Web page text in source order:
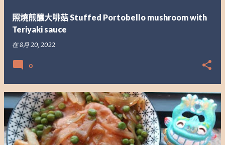
照燒煎釀大啡菇 Stuffed Portobello mushroom with
Teriyaki sauce
在8月 20, 2022
0